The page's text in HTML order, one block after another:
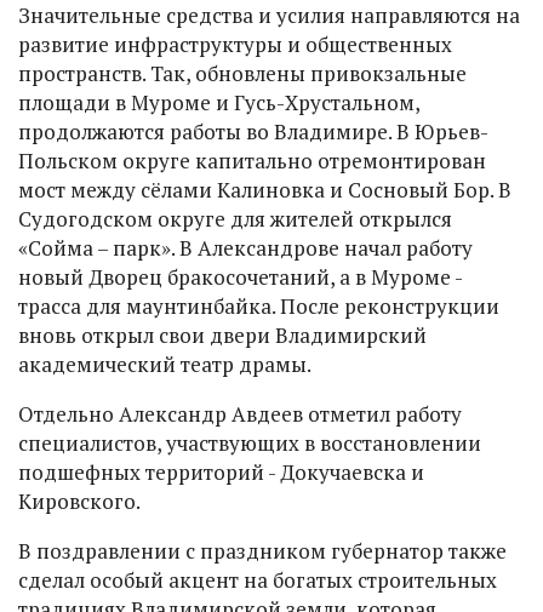
Значительные средства и усилия направляются на
развитие инфраструктуры и общественных
пространств. Так, обновлены привокзальные
площади в Муроме и Гусь-Хрустальном,
продолжаются работы во Владимире. В Юрьев-
Польском округе капитально отремонтирован
мост между сёлами Калиновка и Сосновый Бор. В
Судогодском округе для жителей открылся
«Сойма – парк». В Александрове начал работу
новый Дворец бракосочетаний, а в Муроме -
трасса для маунтинбайка. После реконструкции
вновь открыл свои двери Владимирский
академический театр драмы.
Отдельно Александр Авдеев отметил работу
специалистов, участвующих в восстановлении
подшефных территорий - Докучаевска и
Кировского.
В поздравлении с праздником губернатор также
сделал особый акцент на богатых строительных